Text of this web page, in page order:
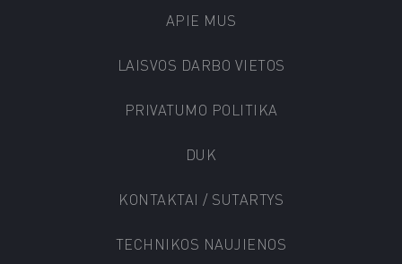
APIE MUS
LAISVOS DARBO VIETOS
PRIVATUMO POLITIKA
DUK
KONTAKTAI / SUTARTYS
TECHNIKOS NAUJIENOS